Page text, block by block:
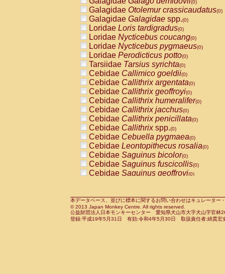
AtelidaeAteles paniscus(0)
AtelidaeAtelesspp.(0)
Atelidae Lagothrix lagothricha
AtelidaeLagothrix lagothricha cana
PitheciidaeCacajao calvus
PitheciidaeCallicebus cupreus
PitheciidaeCallicebus donacophilus
PitheciidaeCallicebus moloch
PitheciidaeCallicebus torquatus
PitheciidaeCallicebusspp.(0)
PitheciidaeChiropotes satanas(0)
PitheciidaePithecia monachus
PitheciidaePithecia pithecia(0)
CercopithecidaeCercocebus agilis
CercopithecidaeCercocebus
CercopithecidaeCercocebus
CercopithecidaeCercocebus
CercopithecidaeCercocebus
CercopithecidaeCercocebushybrid
CercopithecidaePapio anubis(0)
CercopithecidaePapio cynocephalus
CercopithecidaePapio hamadryas(0)
(0)
Galagidae Otolemur crassicaudatus(0)
Galagidae Galagidae spp.(0)
Loridae Loris tardigradus(0)
Loridae Nycticebus coucang(0)
Loridae Nycticebus pygmaeus(0)
Loridae Perodicticus potto(0)
Tarsiidae Tarsius syrichta(0)
Cebidae Callimico goeldii(0)
Cebidae Callithrix argentata(0)
Cebidae Callithrix geoffroyi(0)
Cebidae Callithrix humeralifer(0)
Cebidae Callithrix jacchus(0)
Cebidae Callithrix penicillata(0)
Cebidae Callithrixspp.(0)
Cebidae Cebuella pygmaea(0)
Cebidae Leontopithecus rosalia(0)
Cebidae Saguinus bicolor(0)
Cebidae Saguinus fuscicollis(0)
Cebidae Saguinus geoffroyi(0)
CebidaeSaguinus leucopus(0)
CebidaeSaguinus midas(0)
Cebidae Saguinus mystax(0)
本データベース、並びに標本に関するお問い合わせはキュレータ
© 2013 Japan Monkey Centre. All rights reserved.
公益財団法人日本モンキーセンター 愛知県犬山市大字犬山字官
登録:平成19年5月31日 有効:令和4年5月30日 取扱責任者:綿貫宏